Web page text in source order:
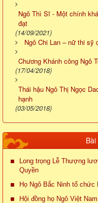
Ngô Thì Sĩ - Một chính
đạt
(14/09/2021)
Ngô Chi Lan – nữ thi sỹ
Chương Khánh công Ngô
(17/04/2018)
Thái hậu Ngô Thị Ngọc
hạnh
(03/05/2018)
Long trọng Lễ Thượng
Quyền
Họ Ngô Bắc Ninh tổ
Hội đồng họ Ngô Việt